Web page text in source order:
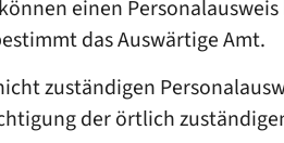
einen
das Auswärtige Amt.
zuständigen
der örtlich